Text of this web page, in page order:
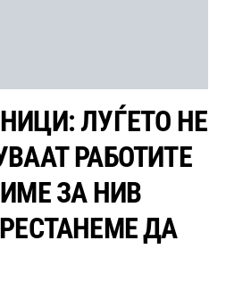
ЛУЃЕТО НЕ
РАБОТИТЕ
ЗА НИВ
ДА